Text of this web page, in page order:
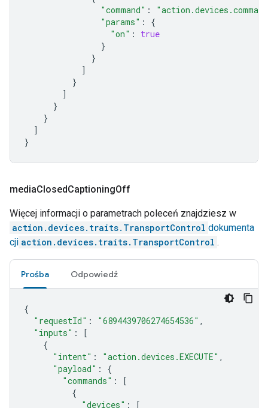
"command" :
"params" :
{
"on" :
true
}
}
]
}
]
}
}
]
}
mediaClosedCaptioningOff
Więcej informacji o parametrach poleceń znajdziesz w
action.devices.traits.TransportControl dokumenta
cji action.devices.traits.TransportControl .
Prośba Odpowiedź
{
"requestId" : "6894439706274654536" ,
"inputs" :
[
{
"intent" : "action.devices.EXECUTE" ,
"payload" :
{
"commands" :
[
{
"devices" :
[